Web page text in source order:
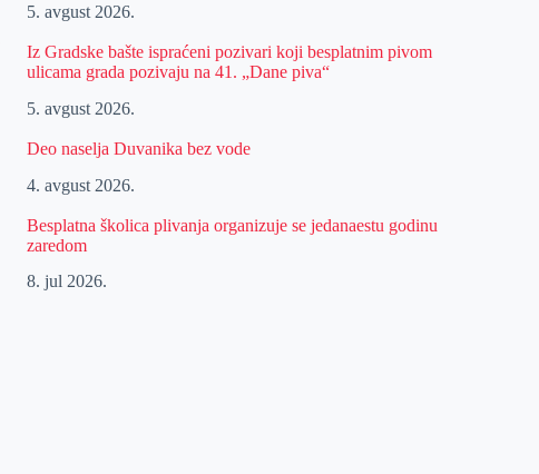
5. avgust 2026.
Iz Gradske bašte ispraćeni pozivari koji besplatnim pivom
ulicama grada pozivaju na 41. „Dane piva“
5. avgust 2026.
Deo naselja Duvanika bez vode
4. avgust 2026.
Besplatna školica plivanja organizuje se jedanaestu godinu
zaredom
8. jul 2026.